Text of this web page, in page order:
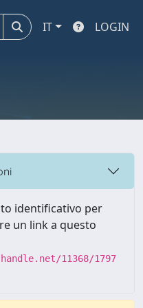
IT LOGIN
identificativo per
un link a questo
11368/1797